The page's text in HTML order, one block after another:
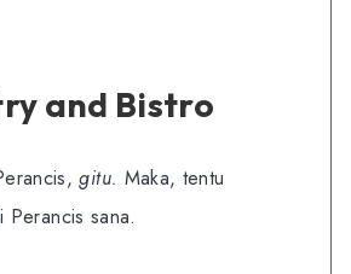
and Bistro
gitu. Maka, tentu
sana.